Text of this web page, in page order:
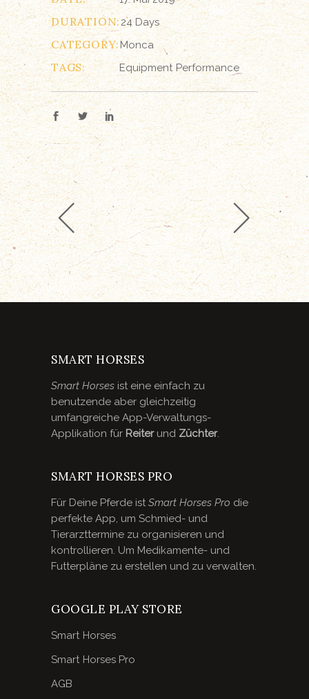
DURATION: 24 Days
CATEGORY:Monca
TAGS: Equipment Performance
SMART HORSES
Smart Horses ist eine einfach zu
benutzende aber gleichzeitig
umfangreiche App-Verwaltungs-
Applikation für Reiterund Züchter.
SMART HORSES PRO
Für Deine Pferde ist Smart Horses Pro die
perfekte App, um Schmied- und
Tierarzttermine zu organisieren und
kontrollieren. Um Medikamente- und
Futterpläne zu erstellen und zu verwalten.
GOOGLE PLAY STORE
Smart Horses
Smart Horses Pro
AGB